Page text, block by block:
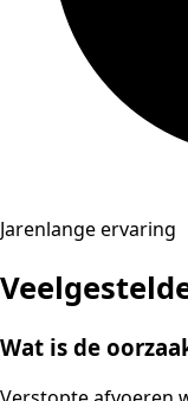
Jarenlange ervaring
Wat is de